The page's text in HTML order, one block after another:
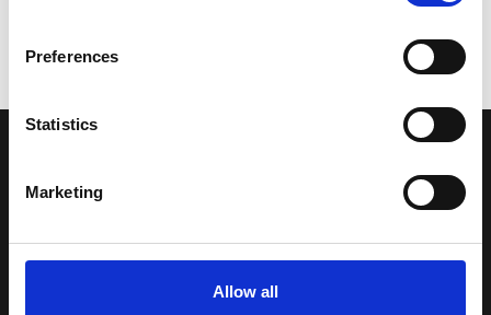
Preferences
Statistics
Marketing
Allow all
paesaggi e la sua gente è capace di riempire il cuore.